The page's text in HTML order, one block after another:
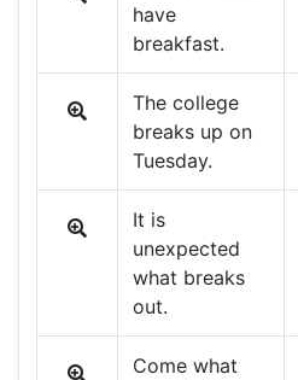
have
breakfast.
The college
breaks up on
Tuesday.
It is
unexpected
what breaks
out.
Come what